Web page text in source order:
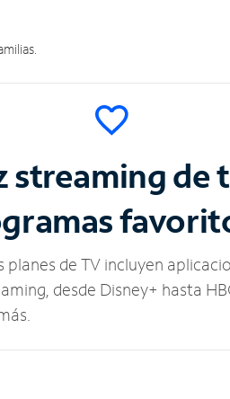
streaming de
planes de TV incluyen
desde Disney+ hasta